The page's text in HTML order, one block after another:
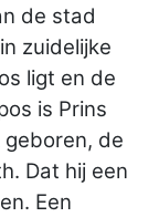
de stad
zuidelijke
ligt en de
is Prins
geboren, de
Dat hij een
Een